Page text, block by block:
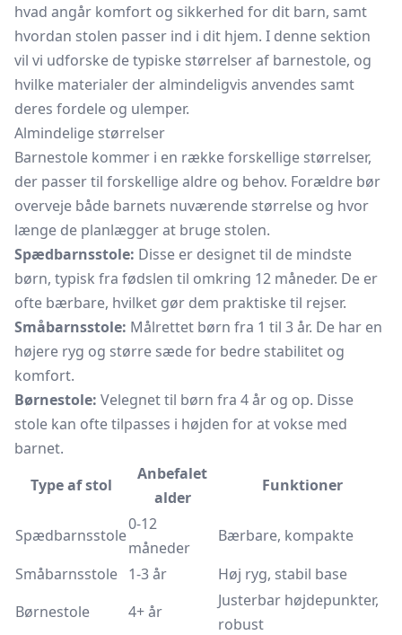
hvad angår komfort og sikkerhed for dit barn, samt
hvordan stolen passer ind i dit hjem. I denne sektion
vil vi udforske de typiske størrelser af barnestole, og
hvilke materialer der almindeligvis anvendes samt
deres fordele og ulemper.
Almindelige størrelser
Barnestole kommer i en række forskellige størrelser,
der passer til forskellige aldre og behov. Forældre bør
overveje både barnets nuværende størrelse og hvor
længe de planlægger at bruge stolen.
Spædbarnsstole: Disse er designet til de mindste
børn, typisk fra fødslen til omkring 12 måneder. De er
ofte bærbare, hvilket gør dem praktiske til rejser.
Småbarnsstole: Målrettet børn fra 1 til 3 år. De har en
højere ryg og større sæde for bedre stabilitet og
komfort.
Børnestole: Velegnet til børn fra 4 år og op. Disse
stole kan ofte tilpasses i højden for at vokse med
barnet.
Type af stol
Anbefalet
alder
Funktioner
Spædbarnsstole
0-12
måneder
Bærbare, kompakte
Småbarnsstole 1-3 år
Høj ryg, stabil base
Børnestole
4+ år
Justerbar højdepunkter,
robust